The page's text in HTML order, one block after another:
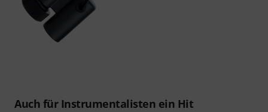
Auch für Instrumentalisten ein Hit